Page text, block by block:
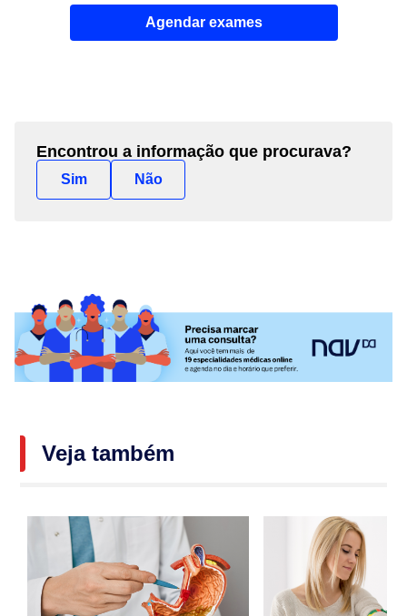
Agendar exames
Encontrou a informação que procurava?
Sim Não
Veja também